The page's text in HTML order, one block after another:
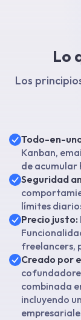
Lo
Los
Todo-en-
Kanban,
de acumular
Seguridad
límites
Precio justo:
freelancers,
Creado por
combinada
incluyendo